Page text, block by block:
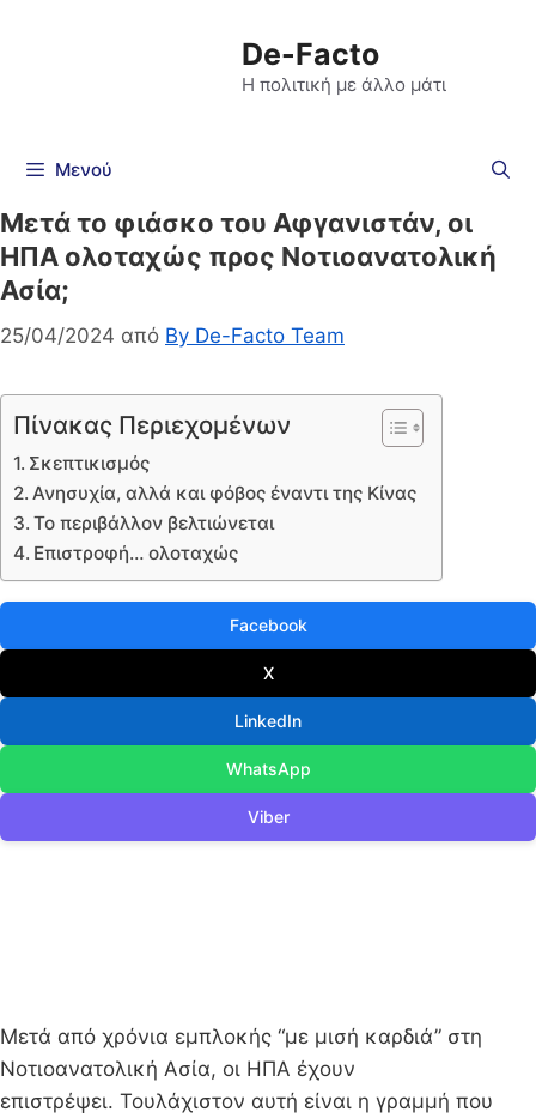
De-Facto
Η πολιτική με άλλο μάτι
Μενού
Μετά το φιάσκο του Αφγανιστάν, οι
ΗΠΑ ολοταχώς προς Νοτιοανατολική
Ασία;
25/04/2024 από By De-Facto Team
Πίνακας Περιεχομένων
Σκεπτικισμός
Ανησυχία, αλλά και φόβος έναντι της Κίνας
Το περιβάλλον βελτιώνεται
Επιστροφή… ολοταχώς
Facebook
X
LinkedIn
WhatsApp
Viber
Μετά από χρόνια εμπλοκής “με μισή καρδιά” στη
Νοτιοανατολική Ασία, οι ΗΠΑ έχουν
επιστρέψει. Τουλάχιστον αυτή είναι η γραμμή που